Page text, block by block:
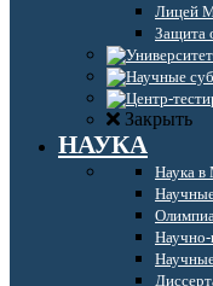
Лицей
Защита
Закрыть
НАУКА
Наука
Научно-